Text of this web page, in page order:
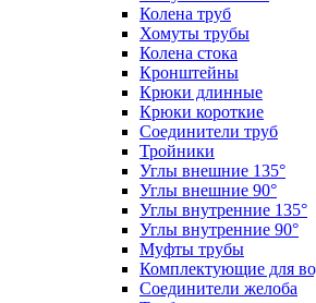
Колена труб
Хомуты трубы
Колена стока
Кронштейны
Крюки длинные
Крюки короткие
Соединители труб
Тройники
Углы внешние 135°
Углы внешние 90°
Углы внутренние 135°
Углы внутренние 90°
Муфты трубы
Комплектующие для
Соединители желоба